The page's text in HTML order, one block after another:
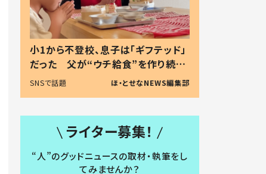
小1から不登校、息子は「ギフテッド」
だった 父が“ウチ給食”を作り続け
る理由とは #令和の親 #令和の子
SNSで話題 ほ・とせなNEWS編集部
ライター募集！
“人”のグッドニュースの取材・執筆をし
てみませんか？